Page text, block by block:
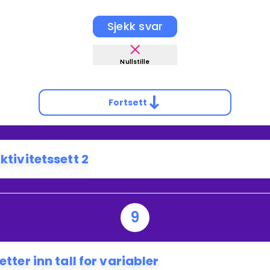
Sjekk svar
Nullstille
Fortsett
2
9
inn tall for variabler